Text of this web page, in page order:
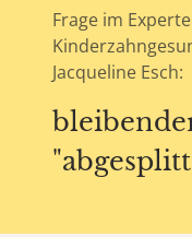
Frage im
Jacqueline Esch: